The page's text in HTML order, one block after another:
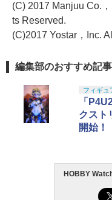
(C) 2017 Manjuu Co.
ts Reserved.
(C)2017 Yostar，Inc.
編集部のおすすめ記事
フィギュ
「
クスト
開始！
HOBBY